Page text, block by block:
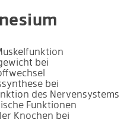
bei
bei
des Nervensystems
Funktionen
Knochen bei